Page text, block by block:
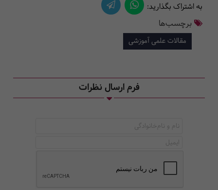
به اشتراک بگذارید:
برچسب‌ها
مقالات علمی آموزشی
فرم ارسال نظرات